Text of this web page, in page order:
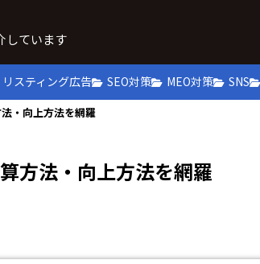
しています
リスティング広告 SEO対策 MEO対策 SNS
・向上方法を網羅
方法・向上方法を網羅